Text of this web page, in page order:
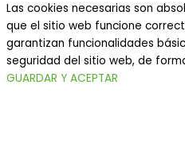
Las cookies necesarias son
que el sitio web funcione
garantizan funcionalidades
seguridad del sitio web, de
GUARDAR Y ACEPTAR